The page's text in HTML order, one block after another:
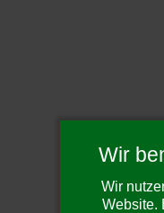
Wir
Wir
Website.